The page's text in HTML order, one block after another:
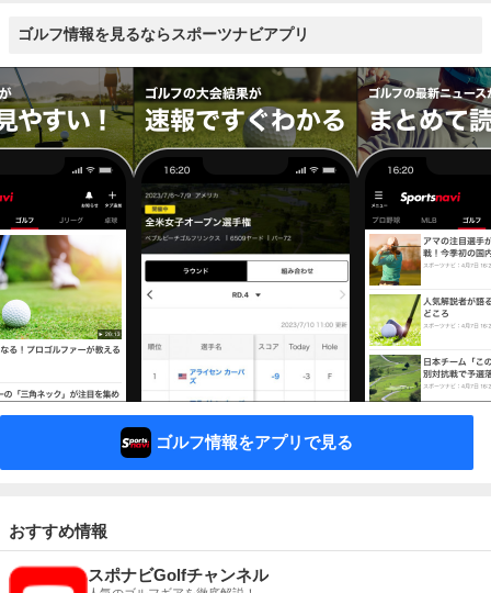
ゴルフ情報を見るならスポーツナビアプリ
ゴルフ情報をアプリで見る
おすすめ情報
スポナビGolfチャンネル